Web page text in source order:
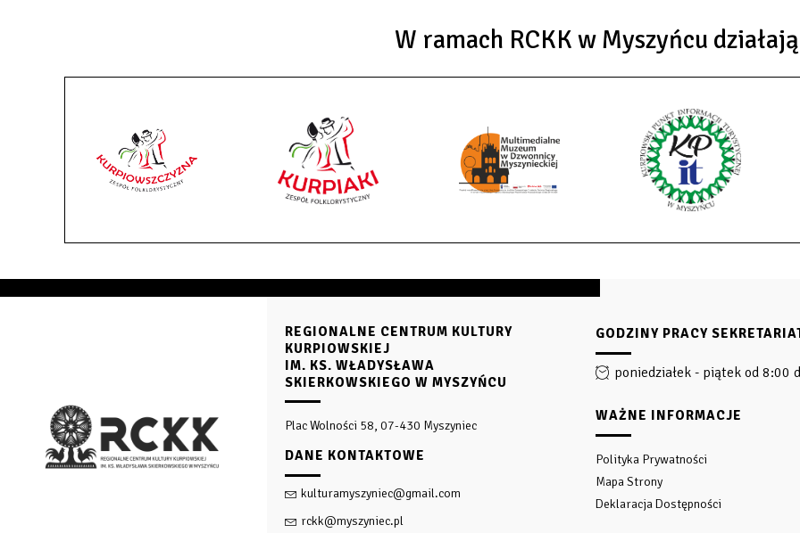
W ramach RCKK w Myszyńcu
REGIONALNE CENTRUM KULTURY
KURPIOWSKIEJ
IM. KS. WŁADYSŁAWA
SKIERKOWSKIEGO W MYSZYŃCU
Plac Wolności 58, 07-430 Myszyniec
DANE KONTAKTOWE
kulturamyszyniec@gmail.com
rckk@myszyniec.pl
GODZINY PRACY
poniedziałek - piątek od 8:00
WAŻNE INFORMACJE
Polityka Prywatności
Mapa Strony
Deklaracja Dostępności